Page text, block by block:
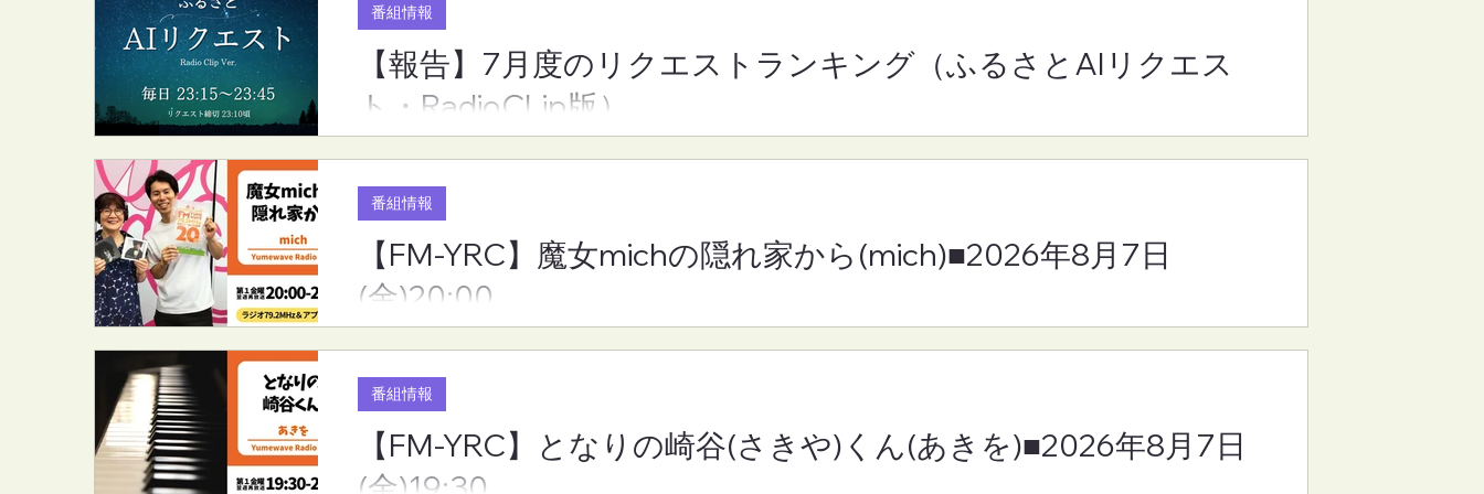
【報告】7月度のリクエスト
ランキング（ふるさとAIリク
エスト・RadioCLip版）
【FM-YRC】魔女michの隠れ
家から(mich)■2026年8月7日
【FM-YRC】となりの崎谷(さ
【報告】7月度のリクエストランキング（ふるさとAIリクエス
ト・RadioCLip版）
番組情報
【FM-YRC】魔女michの隠れ家から(mich)■2026年8月7日
(金)20:00
番組情報
【FM-YRC】となりの崎谷(さきや)くん(あきを)■2026年8月7日
番組情報